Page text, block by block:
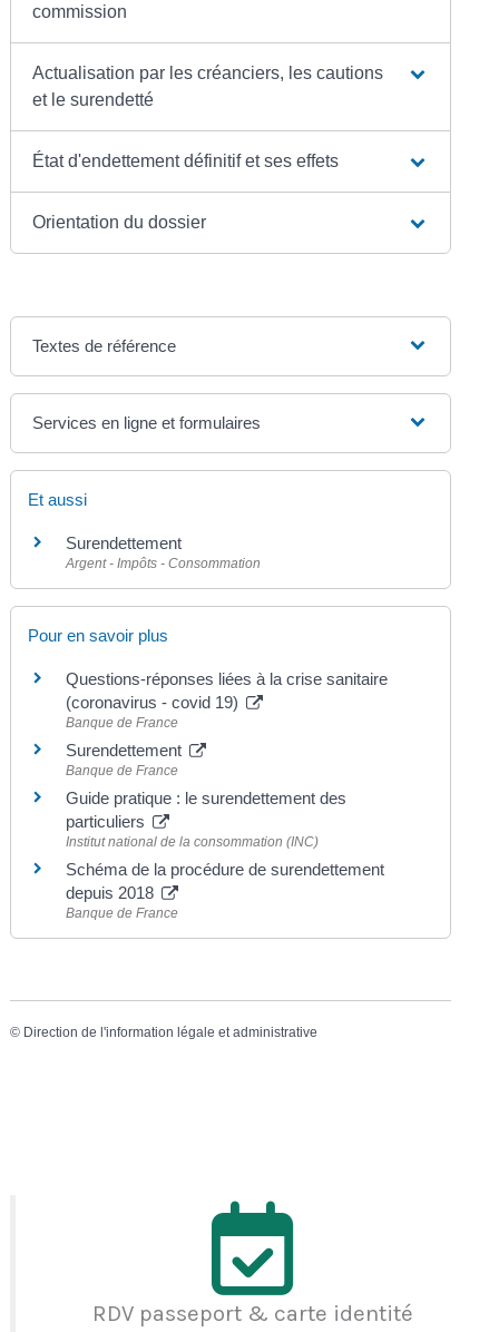
commission
Actualisation par les créanciers, les cautions
et le surendetté
État d'endettement définitif et ses effets
Orientation du dossier
Textes de référence
Services en ligne et formulaires
Et aussi
Surendettement
Argent - Impôts - Consommation
Pour en savoir plus
Questions-réponses liées à la crise sanitaire
(coronavirus - covid 19)
Banque de France
Surendettement
Banque de France
Guide pratique : le surendettement des
particuliers
Institut national de la consommation (INC)
Schéma de la procédure de surendettement
depuis 2018
Banque de France
© Direction de l'information légale et administrative
RDV passeport & carte identité